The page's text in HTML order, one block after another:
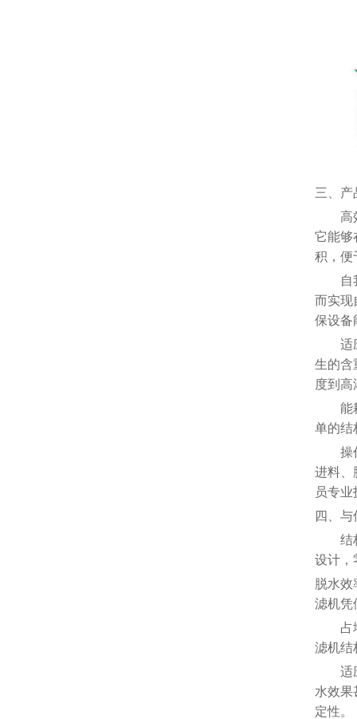
三、产
高
它能够
积，便
自
而实现
保设备
适
生的含
度到
能
单的结
操
进料、
员专
四、
结
设计，
脱水
滤机凭
占
滤机结
适
水效果
定性。